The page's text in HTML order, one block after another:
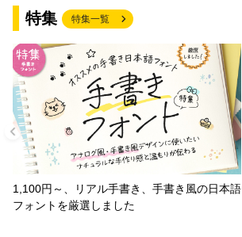
特集 特集一覧
1,100円～、リアル手書き、手書き風の日本語
フォントを厳選しました